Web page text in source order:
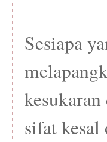
Sesiapa
sifat